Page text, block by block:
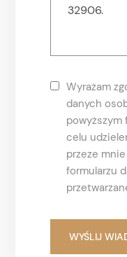
Wyrażam
danych
powyższym
celu
przeze
formularzu